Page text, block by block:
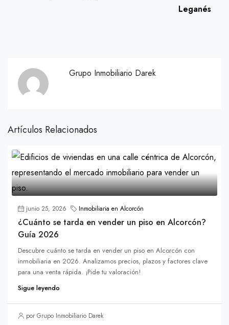
Leganés
Grupo Inmobiliario Darek
Artículos Relacionados
junio 25, 2026 Inmobiliaria en Alcorcón
¿Cuánto se tarda en vender un piso en Alcorcón?
Guía 2026
Descubre cuánto se tarda en vender un piso en Alcorcón con
inmobiliaria en 2026. Analizamos precios, plazos y factores clave
para una venta rápida. ¡Pide tu valoración!
Sigue leyendo
por Grupo Inmobiliario Darek